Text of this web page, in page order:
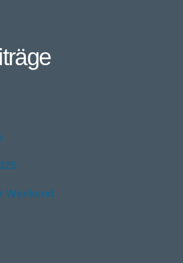
Weekend